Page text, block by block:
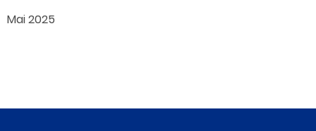
Mai 2025